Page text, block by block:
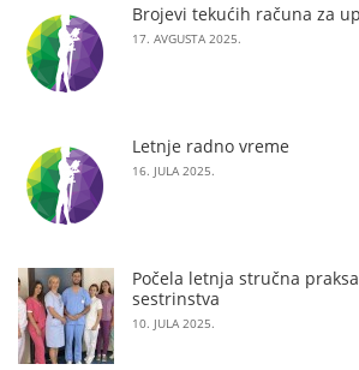
Brojevi tekućih računa za
17. AVGUSTA 2025.
Letnje radno vreme
16. JULA 2025.
Počela letnja stručna
sestrinstva
10. JULA 2025.